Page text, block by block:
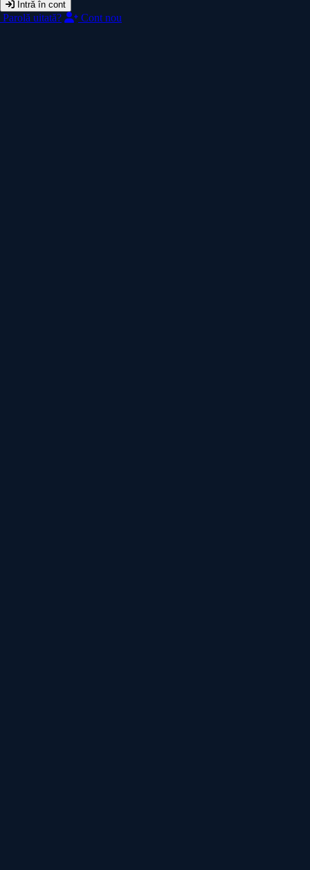
Intră în cont
Parolă uitată? Cont nou